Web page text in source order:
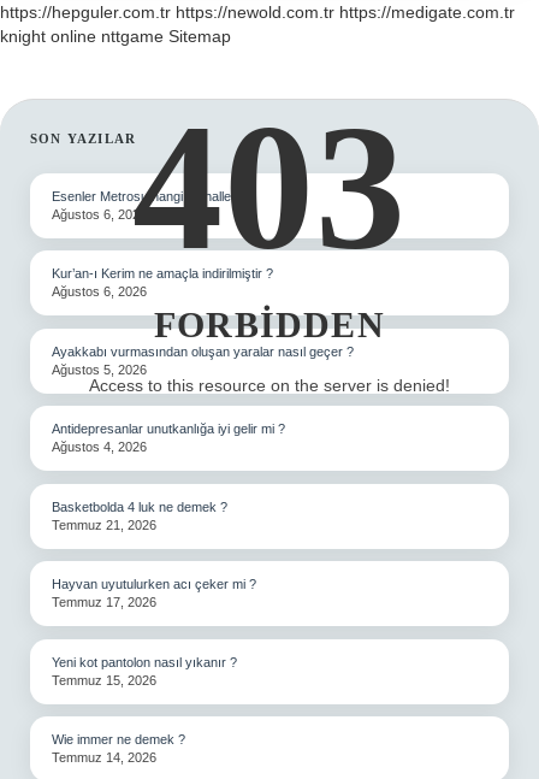
https://hepguler.com.tr https://newold.com.tr https://medigate.com.tr
knight online nttgame Sitemap
SIDEBAR
SON YAZILAR
Esenler Metrosu hangi mahallede ?
Ağustos 6, 2026
Kur’an-ı Kerim ne amaçla indirilmiştir ?
Ağustos 6, 2026
Ayakkabı vurmasından oluşan yaralar nasıl geçer ?
Ağustos 5, 2026
Antidepresanlar unutkanlığa iyi gelir mi ?
Ağustos 4, 2026
Basketbolda 4 luk ne demek ?
Temmuz 21, 2026
Hayvan uyutulurken acı çeker mi ?
Temmuz 17, 2026
Yeni kot pantolon nasıl yıkanır ?
Temmuz 15, 2026
Wie immer ne demek ?
Temmuz 14, 2026
403
FORBIDDEN
Access to this resource on the server is denied!